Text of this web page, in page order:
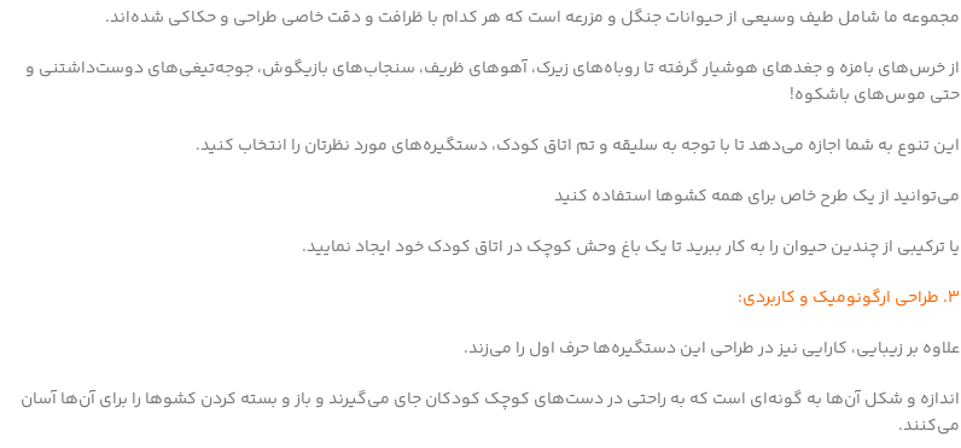
مجموعه ما شامل طیف وسیعی از حیوانات جنگل و مزرعه است که هر کدام با ظرافت و دقت خاصی طراحی و حکاکی شده‌اند.
از خرس‌های بامزه و جغدهای هوشیار گرفته تا روباه‌های زیرک، آهوهای ظریف، سنجاب‌های بازیگوش، جوجه‌تیغی‌های دوست‌داشتنی و
حتی موس‌های باشکوه!
این تنوع به شما اجازه می‌دهد تا با توجه به سلیقه و تم اتاق کودک، دستگیره‌های مورد نظرتان را انتخاب کنید.
می‌توانید از یک طرح خاص برای همه کشوها استفاده کنید
یا ترکیبی از چندین حیوان را به کار ببرید تا یک باغ وحش کوچک در اتاق کودک خود ایجاد نمایید.
3. طراحی ارگونومیک و کاربردی:
علاوه بر زیبایی، کارایی نیز در طراحی این دستگیره‌ها حرف اول را می‌زند.
اندازه و شکل آن‌ها به گونه‌ای است که به راحتی در دست‌های کوچک کودکان جای می‌گیرند و باز و بسته کردن کشوها را برای آن‌ها آسان
می‌کنند.